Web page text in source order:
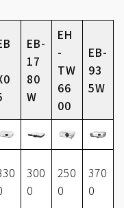
EB-
17
80
W
EH
-
TW
66
00
EB-
93
5W
300
0
250
0
370
0